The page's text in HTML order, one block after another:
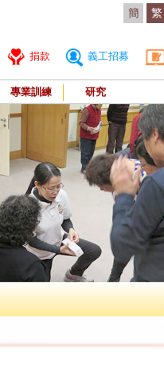
簡 繁
捐款 義工招募
專業訓練 研究